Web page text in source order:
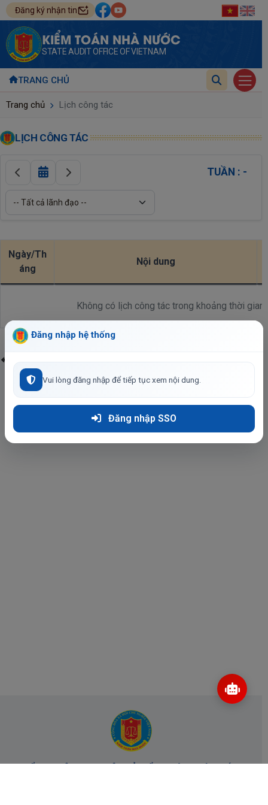
Đăng ký nhận tin
KIỂM TOÁN NHÀ NƯỚC
STATE AUDIT OFFICE OF VIETNAM
TRANG CHỦ
Trang chủ Lịch công tác
LỊCH CÔNG TÁC
TUẦN : -
Ngày/Th
áng
Nội dung
Không có lịch công tác trong khoảng thời gian
Quay lại
Đăng nhập hệ thống
Vui lòng đăng nhập để tiếp tục xem nội dung.
Đăng nhập SSO